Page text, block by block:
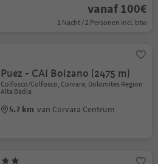
vanaf 100€
1 Nacht / 2 Personen Incl. btw
Puez - CAI Bolzano (2475 m)
Colfosco/Colfosco, Corvara, Dolomites Region
Alta Badia
5.7 km van Corvara Centrum